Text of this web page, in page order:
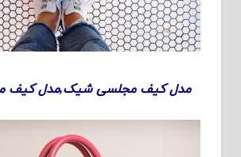
مدل کیف مجلسی شیک,مدل کیف